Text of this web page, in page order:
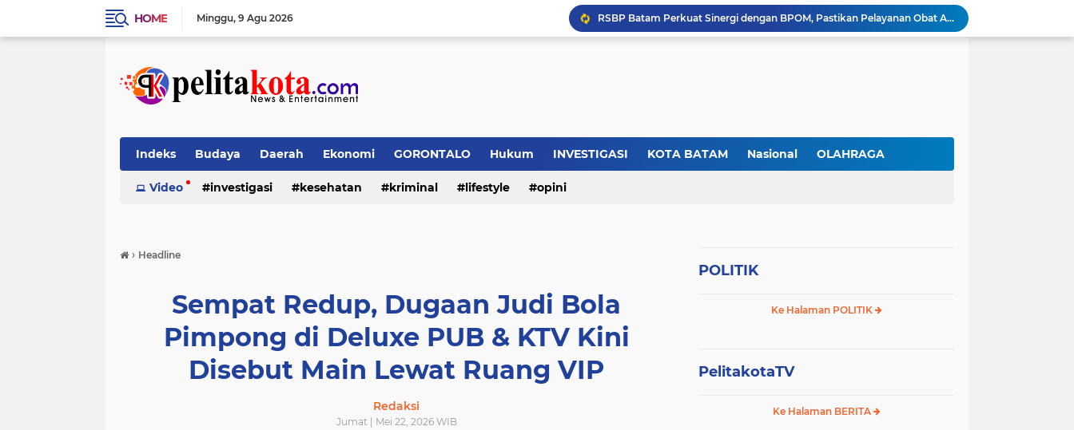
HOME Minggu 9 Agu 2026
RSBP Batam Perkuat Sinergi dengan BPOM, Pastikan Pelayanan Obat Aman dan Bermutu
Jimmi Siburian Tinjau Proyek Drainase, Tegaskan "Pipa Misterius" Tak Boleh Hambat Pembangunan di Sei Beduk
Proyek Drainase Sei Beduk Terhambat Pipa Misterius, Warga Desak Pemerintah Buka Hasil Uji Sampel Air
Indeks Budaya Daerah Ekonomi GORONTALO Hukum INVESTIGASI KOTA BATAM Nasional OLAHRAGA
Pendidikan Politik Sosial
Video investigasi kesehatan kriminal lifestyle opini
› Headline
Sempat Redup, Dugaan Judi Bola
Pimpong di Deluxe PUB & KTV Kini
Disebut Main Lewat Ruang VIP
Redaksi
Jumat | Mei 22, 2026 WIB
POLITIK
Ke Halaman POLITIK
PelitakotaTV
Ke Halaman BERITA